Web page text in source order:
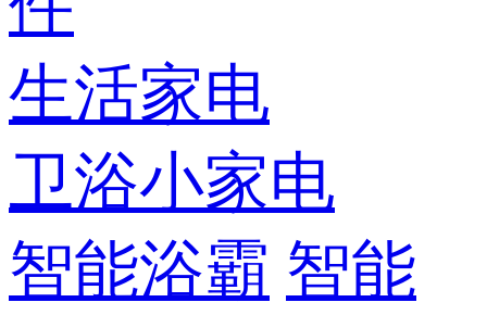
生活家电
卫浴小家电
智能浴霸 智能